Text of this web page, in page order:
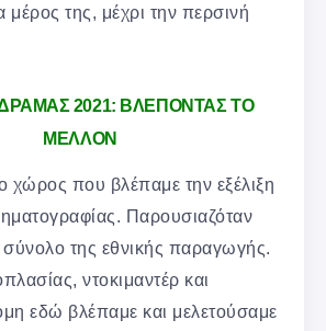
μέρος της, μέχρι την περσινή
2021: ΒΛΕΠΟΝΤΑΣ ΤΟ
ΜΕΛΛΟΝ
χώρος που βλέπαμε την εξέλιξη
Παρουσιαζόταν
της εθνικής παραγωγής.
ντοκιμαντέρ και
εδώ βλέπαμε και μελετούσαμε